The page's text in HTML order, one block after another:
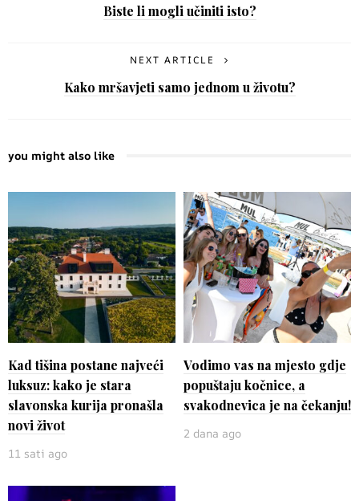
Biste li mogli učiniti isto?
NEXT ARTICLE
Kako mršavjeti samo jednom u životu?
you might also like
Kad tišina postane najveći
luksuz: kako je stara
slavonska kurija pronašla
novi život
11 sati ago
Vodimo vas na mjesto gdje
popuštaju kočnice, a
svakodnevica je na čekanju!
2 dana ago